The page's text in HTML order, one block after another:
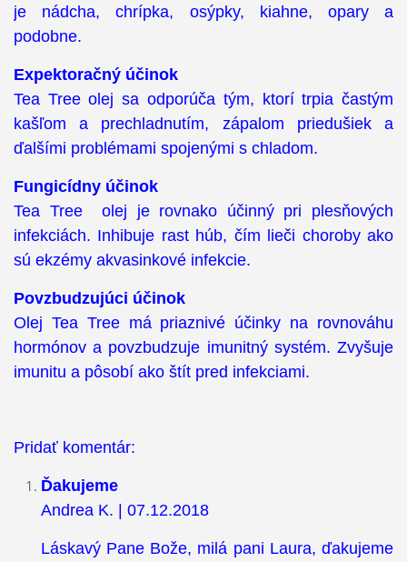
je nádcha, chrípka, osýpky, kiahne, opary a
podobne.
Expektoračný účinok
Tea Tree olej sa odporúča tým, ktorí trpia častým
kašľom a prechladnutím, zápalom priedušiek a
ďalšími problémami spojenými s chladom.
Fungicídny účinok
Tea Tree olej je rovnako účinný pri plesňových
infekciách. Inhibuje rast húb, čím lieči choroby ako
sú ekzémy akvasinkové infekcie.
Povzbudzujúci účinok
Olej Tea Tree má priaznivé účinky na rovnováhu
hormónov a povzbudzuje imunitný systém. Zvyšuje
imunitu a pôsobí ako štít pred infekciami.
Pridať komentár:
Ďakujeme
Andrea K. | 07.12.2018
Láskavý Pane Bože, milá pani Laura, ďakujeme